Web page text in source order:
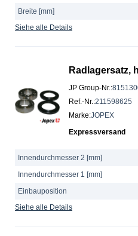
Breite [mm]
Siehe alle Details
Radlagersatz,
JP Group-Nr.:
Ref.-Nr.:211598625
Marke:JOPEX
Expressversand
Innendurchmesser 2 [mm]
Innendurchmesser 1 [mm]
Einbauposition
Siehe alle Details